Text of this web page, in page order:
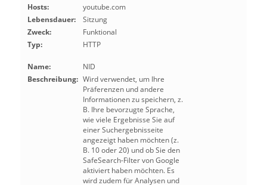
Hosts:
youtube.com
Lebensdauer:
Sitzung
Zweck:
Funktional
Typ:
HTTP
Name:
NID
Beschreibung: Wird verwendet, um Ihre
Präferenzen und andere
Informationen zu speichern, z.
B. Ihre bevorzugte Sprache,
wie viele Ergebnisse Sie auf
einer Suchergebnisseite
angezeigt haben möchten (z.
B. 10 oder 20) und ob Sie den
SafeSearch-Filter von Google
aktiviert haben möchten. Es
wird zudem für Analysen und